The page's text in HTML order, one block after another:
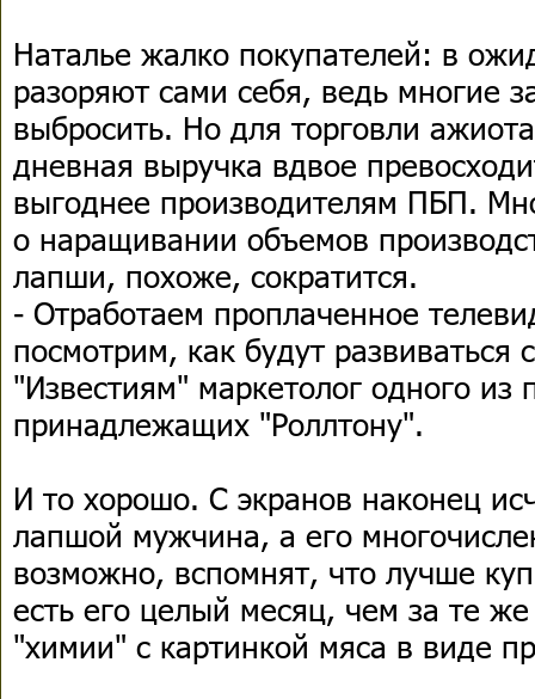
Наталье жалко покупателей: в
разоряют сами себя, ведь многие
выбросить. Но для торговли
дневная выручка вдвое
выгоднее производителям ПБП.
о наращивании объемов
лапши, похоже, сократится.
- Отработаем проплаченное
посмотрим, как будут развиваться
"Известиям" маркетолог одного из
принадлежащих "Роллтону".
И то хорошо. С экранов наконец
лапшой мужчина, а его
возможно, вспомнят, что лучше
есть его целый месяц, чем за те
"химии" с картинкой мяса в виде